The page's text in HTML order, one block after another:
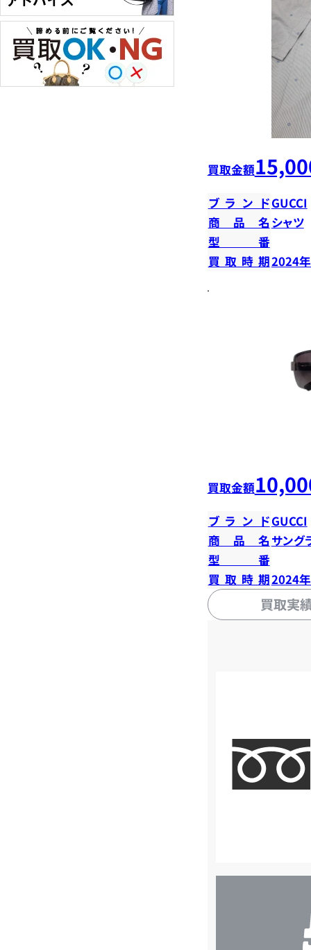
買取金額
ブランドGUCCI
商品名 シャツ
型番
買取時期2024
買取金額
ブランドGUCCI
商品名 サング
型番
買取時期2024
買取実